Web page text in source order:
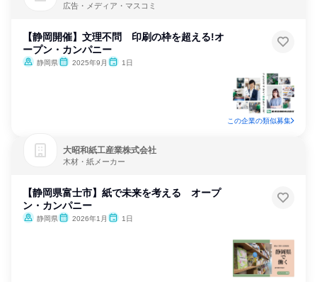
広告・メディア・マスコミ
【静岡開催】文理不問 印刷の枠を超える!オ
ープン・カンパニー
静岡県 2025年9月 1日
この企業の類似募集
大昭和紙工産業株式会社
木材・紙メーカー
【静岡県富士市】紙で未来を考える オープ
ン・カンパニー
静岡県 2026年1月 1日